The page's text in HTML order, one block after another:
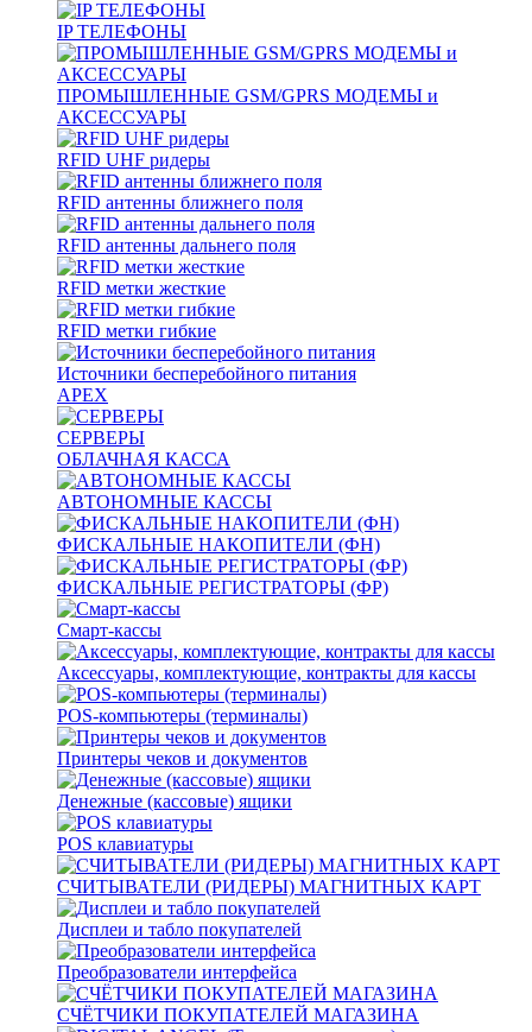
IP ТЕЛЕФОНЫ
ПРОМЫШЛЕННЫЕ GSM/GPRS МОДЕМЫ и
АКСЕССУАРЫ
RFID UHF ридеры
RFID антенны ближнего поля
RFID антенны дальнего поля
RFID метки жесткие
RFID метки гибкие
Источники бесперебойного питания
APEX
СЕРВЕРЫ
ОБЛАЧНАЯ КАССА
АВТОНОМНЫЕ КАССЫ
ФИСКАЛЬНЫЕ НАКОПИТЕЛИ (ФН)
ФИСКАЛЬНЫЕ РЕГИСТРАТОРЫ (ФР)
Смарт-кассы
Аксессуары, комплектующие, контракты для кассы
POS-компьютеры (терминалы)
Принтеры чеков и документов
Денежные (кассовые) ящики
POS клавиатуры
СЧИТЫВАТЕЛИ (РИДЕРЫ) МАГНИТНЫХ КАРТ
Дисплеи и табло покупателей
Преобразователи интерфейса
СЧЁТЧИКИ ПОКУПАТЕЛЕЙ МАГАЗИНА